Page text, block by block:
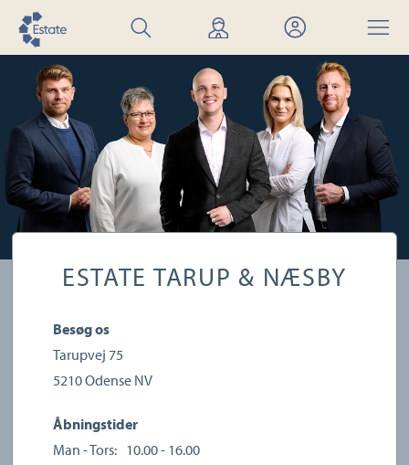
Søg
bolig
Find
mægler
Mit
Estate
Menu
ESTATE TARUP & NÆSBY
Besøg os
Tarupvej 75
5210Odense NV
Åbningstider
Man - Tors: 10.00 - 16.00